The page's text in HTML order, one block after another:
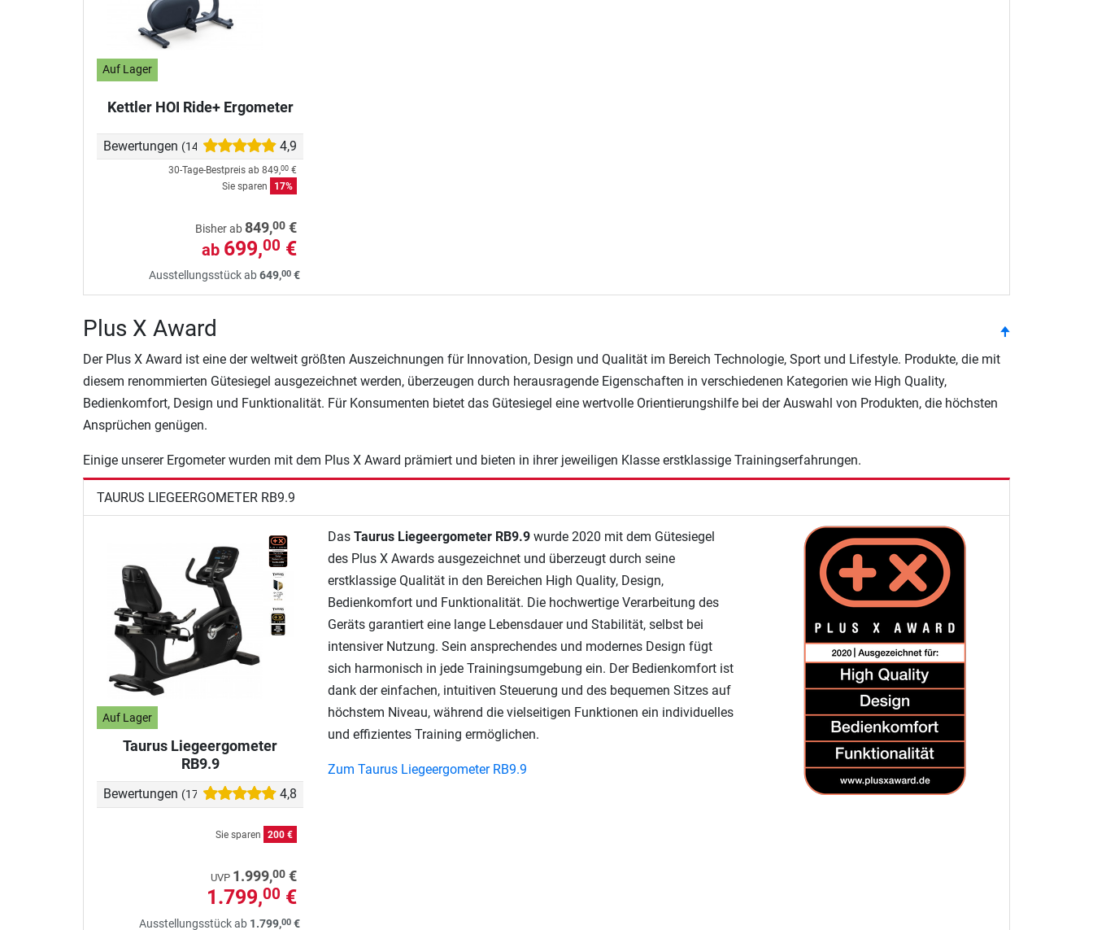
Auf Lager
Kettler HOI Ride+ Ergometer
Bewertungen (14) 4,9
30-Tage-Bestpreis ab 849,00 €
Sie sparen
17%
Bisher ab849,00 €
ab 699,00 €
Ausstellungsstück ab649,00 €
Plus X Award 🠉top
Der Plus X Award ist eine der weltweit größten Auszeichnungen für Innovation, Design und Qualität im Bereich Technologie, Sport und Lifestyle. Produkte, die mit
diesem renommierten Gütesiegel ausgezeichnet werden, überzeugen durch herausragende Eigenschaften in verschiedenen Kategorien wie High Quality,
Bedienkomfort, Design und Funktionalität. Für Konsumenten bietet das Gütesiegel eine wertvolle Orientierungshilfe bei der Auswahl von Produkten, die höchsten
Ansprüchen genügen.
Einige unserer Ergometer wurden mit dem Plus X Award prämiert und bieten in ihrer jeweiligen Klasse erstklassige Trainingserfahrungen.
TAURUS LIEGEERGOMETER RB9.9
Auf Lager
Taurus Liegeergometer
RB9.9
Bewertungen (17) 4,8
Sie sparen 200 €
UVP 1.999,00 €
1.799,00 €
Ausstellungsstück ab 1.799,00 €
Das Taurus Liegeergometer RB9.9 wurde 2020 mit dem Gütesiegel
des Plus X Awards ausgezeichnet und überzeugt durch seine
erstklassige Qualität in den Bereichen High Quality, Design,
Bedienkomfort und Funktionalität. Die hochwertige Verarbeitung des
Geräts garantiert eine lange Lebensdauer und Stabilität, selbst bei
intensiver Nutzung. Sein ansprechendes und modernes Design fügt
sich harmonisch in jede Trainingsumgebung ein. Der Bedienkomfort ist
dank der einfachen, intuitiven Steuerung und des bequemen Sitzes auf
höchstem Niveau, während die vielseitigen Funktionen ein individuelles
und effizientes Training ermöglichen.
Zum Taurus Liegeergometer RB9.9